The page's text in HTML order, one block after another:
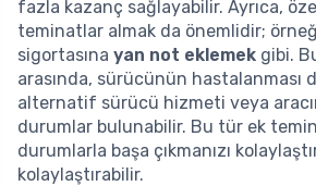
fazla kazanç sağlayabilir. Ayrıca,
teminatlar almak da önemlidir;
sigortasına yan not eklemek gibi.
arasında, sürücünün hastalanması
alternatif sürücü hizmeti veya
durumlar bulunabilir. Bu tür ek
durumlarla başa çıkmanızı
kolaylaştırabilir.